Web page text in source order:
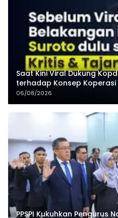
Saat Kini Viral Dukung
terhadap Konsep Koperasi
06/08/2026
PPSPI Kukuhkan Pengurus